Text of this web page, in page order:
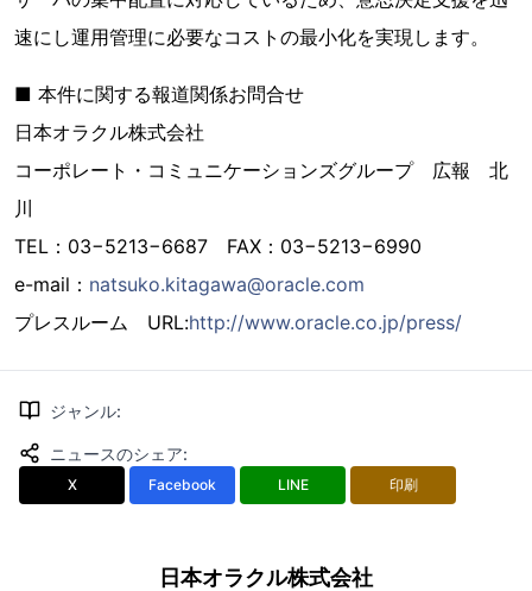
速にし運用管理に必要なコストの最小化を実現します。
■ 本件に関する報道関係お問合せ
日本オラクル株式会社
コーポレート・コミュニケーションズグループ 広報 北
川
TEL：03−5213−6687 FAX：03−5213−6990
e-mail： natsuko.kitagawa@oracle.com
プレスルーム URL:http://www.oracle.co.jp/press/
ジャンル:
ニュースのシェア:
X Facebook LINE 印刷
日本オラクル株式会社